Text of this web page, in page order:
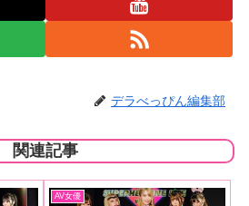
デラべっぴん編集部
関連記事
AV女優